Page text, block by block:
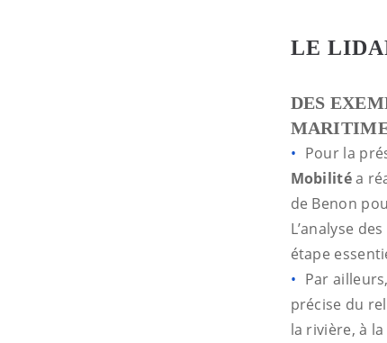
LE
DES
Pour la
Mobilitéa
de Benon
L’analyse
étape
Par ailleurs,
précise du
la rivière, à